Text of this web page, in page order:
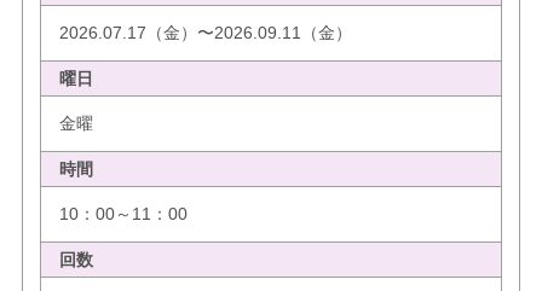
2026.07.17（金）〜2026.09.11（金）
曜日
金曜
時間
10：00～11：00
回数